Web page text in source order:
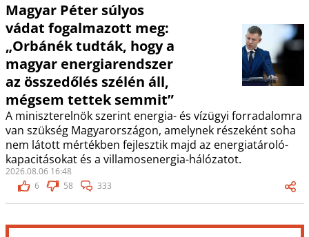
Magyar Péter súlyos
vádat fogalmazott meg:
„Orbánék tudták, hogy a
magyar energiarendszer
az összedőlés szélén áll,
mégsem tettek semmit”
A miniszterelnök szerint energia- és vízügyi forradalomra
van szükség Magyarországon, amelynek részeként soha
nem látott mértékben fejlesztik majd az energiatároló-
kapacitásokat és a villamosenergia-hálózatot.
2026.08.06 16:48
6
58 333